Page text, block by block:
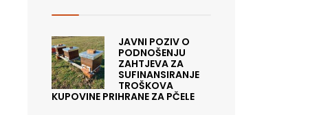
JAVNI POZIV O
PODNOŠENJU
ZAHTJEVA ZA
SUFINANSIRANJE
TROŠKOVA
KUPOVINE PRIHRANE ZA PČELE